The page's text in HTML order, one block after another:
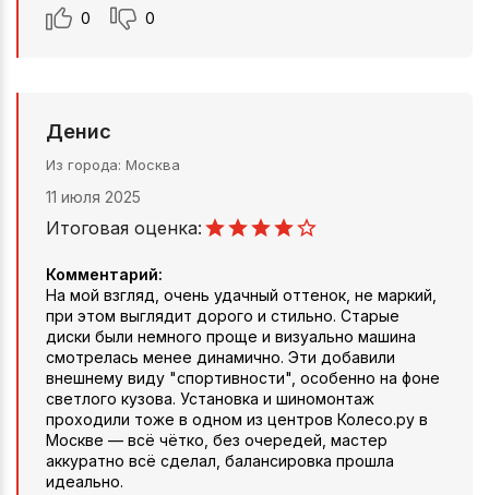
0 0
Денис
Из города Москва
11 июля 2025
Итоговая оценка:
Комментарий:
На мой взгляд, очень удачный оттенок, не маркий,
при этом выглядит дорого и стильно. Старые
диски были немного проще и визуально машина
смотрелась менее динамично. Эти добавили
внешнему виду "спортивности", особенно на фоне
светлого кузова. Установка и шиномонтаж
проходили тоже в одном из центров Колесо.ру в
Москве — всё чётко, без очередей, мастер
аккуратно всё сделал, балансировка прошла
идеально.